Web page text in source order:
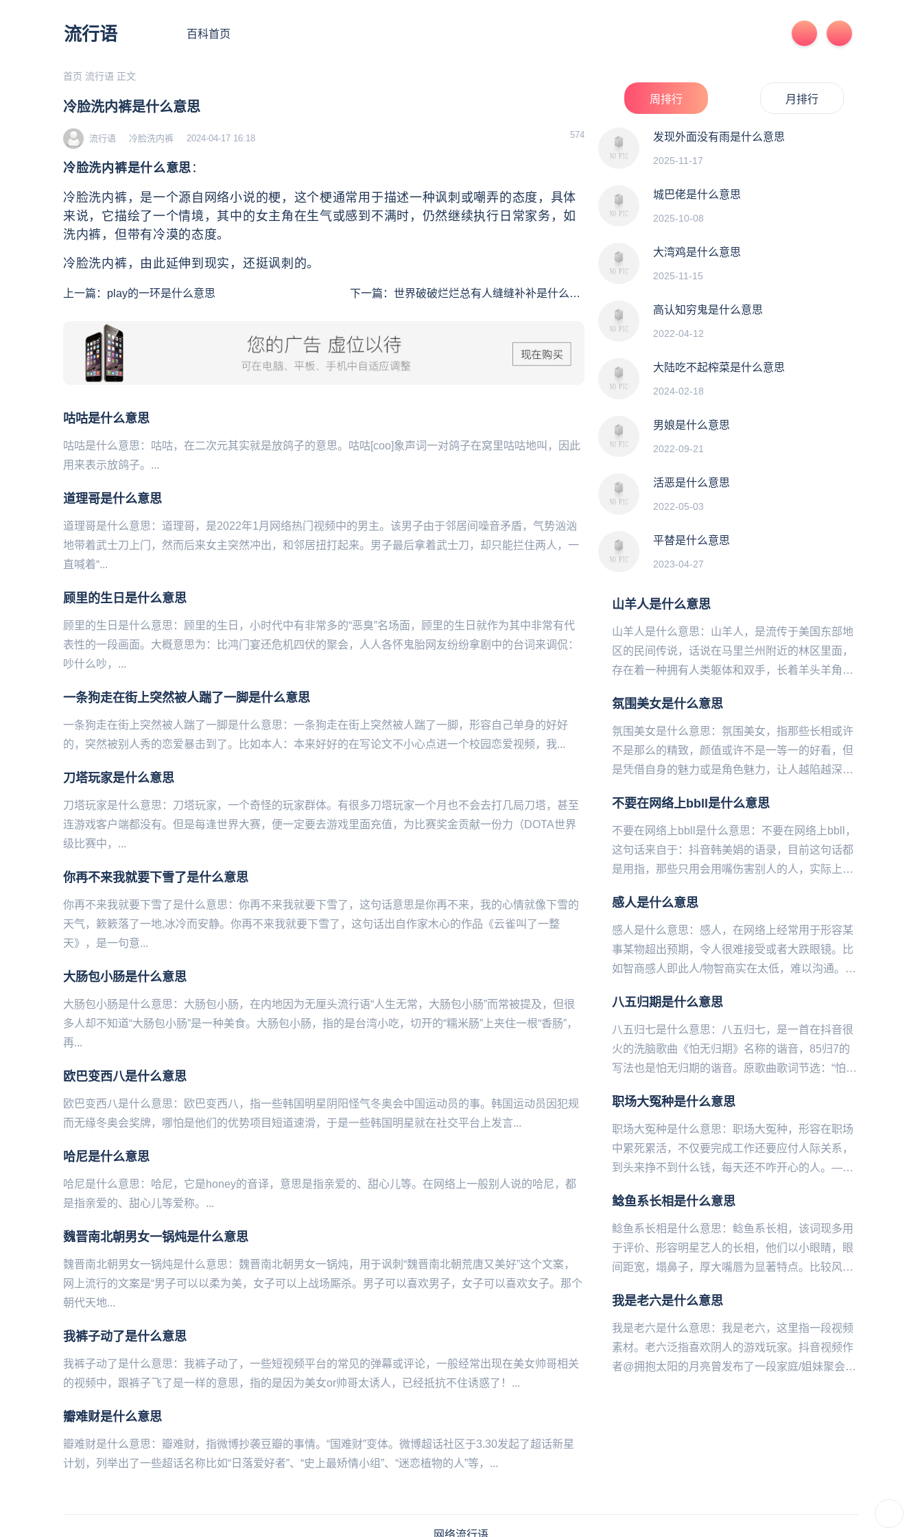
流行语 百科首页
首页 流行语 正文
冷脸洗内裤是什么意思
流行语 冷脸洗内裤 2024-04-17 16:18 574
冷脸洗内裤是什么意思 ：
冷脸洗内裤，是一个源自网络小说的梗，这个梗通常用于描述一种讽刺或嘲弄的态度，具体
来说，它描绘了一个情境，其中的女主角在生气或感到不满时，仍然继续执行日常家务，如
洗内裤，但带有冷漠的态度。
冷脸洗内裤，由此延伸到现实，还挺讽刺的。
上一篇： play的一环是什么意思 下一篇： 世界破破烂烂总有人缝缝补补是什么意
咕咕是什么意思
咕咕是什么意思：咕咕，在二次元其实就是放鸽子的意思。咕咕[coo]象声词一对鸽子在窝里咕咕地叫，因此
用来表示放鸽子。...
道理哥是什么意思
道理哥是什么意思：道理哥，是2022年1月网络热门视频中的男主。该男子由于邻居间噪音矛盾，气势汹汹
地带着武士刀上门，然而后来女主突然冲出，和邻居扭打起来。男子最后拿着武士刀，却只能拦住两人，一
直喊着“...
顾里的生日是什么意思
顾里的生日是什么意思：顾里的生日，小时代中有非常多的“恶臭”名场面，顾里的生日就作为其中非常有代
表性的一段画面。大概意思为：比鸿门宴还危机四伏的聚会，人人各怀鬼胎网友纷纷拿剧中的台词来调侃：
吵什么吵，...
一条狗走在街上突然被人踹了一脚是什么意思
一条狗走在街上突然被人踹了一脚是什么意思：一条狗走在街上突然被人踹了一脚，形容自己单身的好好
的，突然被别人秀的恋爱暴击到了。比如本人：本来好好的在写论文不小心点进一个校园恋爱视频，我‌‌‌‌‌‌‌‌‌...
刀塔玩家是什么意思
刀塔玩家是什么意思：刀塔玩家，一个奇怪的玩家群体。有很多刀塔玩家一个月也不会去打几局刀塔，甚至
连游戏客户端都没有。但是每逢世界大赛，便一定要去游戏里面充值，为比赛奖金贡献一份力（DOTA世界
级比赛中，...
你再不来我就要下雪了是什么意思
你再不来我就要下雪了是什么意思：你再不来我就要下雪了，这句话意思是你再不来，我的心情就像下雪的
天气，簌簌落了一地,冰冷而安静。你再不来我就要下雪了，这句话出自作家木心的作品《云雀叫了一整
天》，是一句意...
大肠包小肠是什么意思
大肠包小肠是什么意思：大肠包小肠，在内地因为无厘头流行语“人生无常，大肠包小肠”而常被提及，但很
多人却不知道“大肠包小肠”是一种美食。大肠包小肠，指的是台湾小吃，切开的“糯米肠”上夹住一根“香肠”，
再...
欧巴变西八是什么意思
欧巴变西八是什么意思：欧巴变西八，指一些‌‌‌‌‌‌‌‌‌‌‌‌韩国明星阴阳怪气冬奥会中国运动员的事。韩国运动员因犯规
而无缘冬奥会奖牌，哪怕是他们的优势项目短道速滑，于是一些韩国明星就在社交平台上发言...
​哈尼是什么意思
哈尼是什么意思：哈尼，它是honey的音译，意思是指亲爱的、甜心儿等。在网络上一般别人说的哈尼，都
是指亲爱的、甜心儿等爱称。...
魏晋南北朝男女一锅炖是什么意思
魏晋南北朝男女一锅炖是什么意思：魏晋南北朝男女一锅炖，用于讽刺“魏晋南北朝荒唐又美好”这个文案，
网上流行的文案是“男子可以以柔为美，女子可以上战场厮杀。男子可以喜欢男子，女子可以喜欢女子。那个
朝代天地...
我裤子动了是什么意思
我裤子动了是什么意思：我裤子动了，一些短视频平台的常见的弹幕或评论，一‌‌‌‌‌‌‌‌‌‌‌般经常出现在美女帅哥相关
的视频中，跟裤子飞了是一样的意思，指的是因为美女or帅哥太诱人，已经抵抗不住诱惑了！...
瓣难财是什么意思
瓣难财是什么意思：瓣难财，指微‌‌‌‌‌‌‌博抄袭豆瓣的事情。“国难财”变体。微博超话社区于3.30发起了超话新星
计划，列举出了一些超话名称比如“日落爱好者”、“史上最矫情小组”、“迷恋植物的人”等，...
周排行 月排行
发现外面没有雨是什么意思
2025-11-17
城巴佬是什么意思
2025-10-08
大湾鸡是什么意思
2025-11-15
高认知穷鬼是什么意思
2022-04-12
大陆吃不起榨菜是什么意思
2024-02-18
男娘是什么意思
2022-09-21
活恶是什么意思
2022-05-03
平替是什么意思
2023-04-27
山羊人是什么意思
山羊人是什么意思：山羊人，是流传于美国东部地
区的民间传说，话说在马里兰州附近的林区里面，
存在着一种拥有人类躯体和双手，长着羊头羊角和
动敏捷，目前已有数万美国...
氛围美女是什么意思
氛围美女是什么意思：氛围美女，指那些长相或许
不是那么的精致，颜值或许不是一等一的好看，但
是凭借自身的魅力或是角色魅力，让人越陷越深的
发美女的气场。用打扮和气...
不要在网络上bbll是什么意思
不要在网络上bbll是什么意思：不要在网络上bbll，
这句话来自于：抖音韩美娟的语录，目前这句话都
是用指，那些只用会用嘴伤害别人的人，实际上自
感人是什么意思
感人是什么意思：感人，在网络上经常用于形容某
事某物超出预期，令人很难接受或者大跌眼镜。比
如智商感人即此人/物智商实在太低，难以沟通。价
八五归期是什么意思
八五归七是什么意思：八五归七，是一首在抖音很
火的洗脑歌曲《怕无归期》名称的谐音，85归7的
写法也是怕无归期的谐音。原歌曲歌词节选：“怕无
风吹尽等雨过季后，等...
职场大冤种是什么意思
职场大冤种是什么意思：职场大冤种，形容在职场
中累死累活，不仅要完成工作还要应付人际关系，
到头来挣不到什么钱，每天还不咋开心的人。——
鲶鱼系长相是什么意思
鲶鱼系长相是什么意思：鲶鱼系长相，该词现多用
于评价、形容明星艺人的长相，他们以小眼睛，眼
间距宽，塌鼻子，厚大嘴唇为显著特点。比较风情
韩国女星：罗文姬女士、j...
我是老六是什么意思
我是老六是什么意思：我是老六，这‌‌‌‌‌‌‌‌‌‌‌‌‌里指一段视频
素材。老六泛指喜欢阴人的游戏玩家。抖音视频作
者@拥抱太阳的月亮曾发布了一段家庭/姐妹聚会的
网络流行语